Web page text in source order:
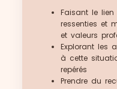
Faisant le lien
ressenties et
et valeurs
Explorant les
à cette
repérés
Prendre du